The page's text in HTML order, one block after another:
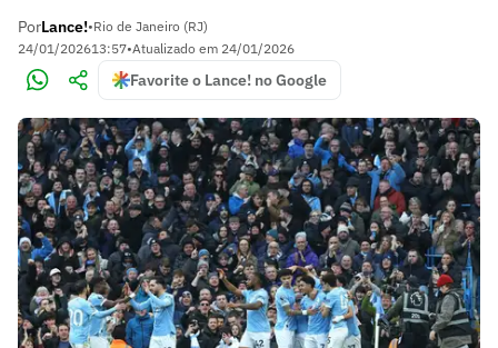
PorLance!•Rio de Janeiro (RJ)
24/01/202613:57•Atualizado em 24/01/2026
Favorite o Lance! no Google